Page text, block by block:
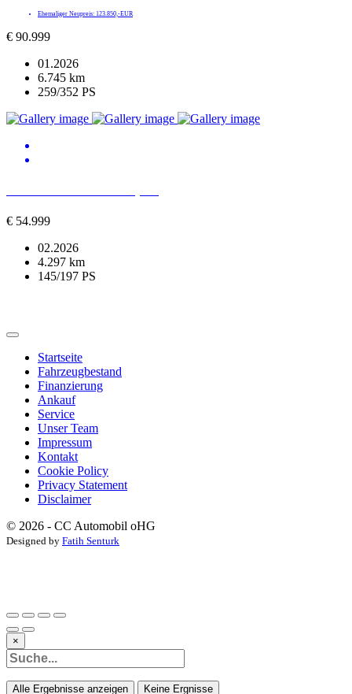
Ehemaliger Neupreis: 123.850,-EUR
€ 90.999
01.2026
6.745 km
259/352 PS
€ 54.999
02.2026
4.297 km
145/197 PS
Startseite
Fahrzeugbestand
Finanzierung
Ankauf
Service
Unser Team
Impressum
Kontakt
Cookie Policy
Privacy Statement
Disclaimer
© 2026 - CC Automobil oHG
Designed by Fatih Senturk
×
Alle Ergebnisse anzeigen Keine Ergnisse